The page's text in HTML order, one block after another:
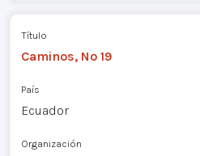
Título
Caminos, Nº 19
País
Ecuador
Organización